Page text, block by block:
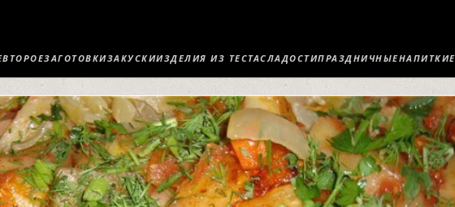
ВТОРОЕЗАГОТОВКИЗАКУСКИИЗДЕЛИЯ ИЗ ТЕСТАСЛАДОСТИПРАЗДНИЧНЫЕНАПИТКИ